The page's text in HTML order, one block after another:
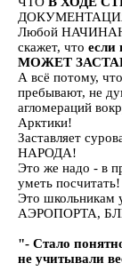
Любой
скажет, что если
МОЖЕТ
А всё потому,
пребывают, не
агломераций
Арктики!
Заставляет
НАРОДА!
Это же надо - в
уметь посчитать!
Это школьникам
АЭРОПОРТА,
"- Стало
не учитывали